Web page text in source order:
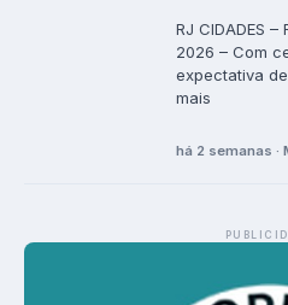
RJ CIDADES –
2026 – Com
expectativa
mais
há 2 semanas ·